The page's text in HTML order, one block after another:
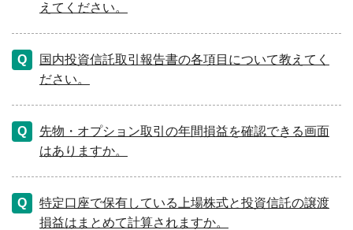
えてください。
国内投資信託取引報告書の各項目について教えてく
ださい。
先物・オプション取引の年間損益を確認できる画面
はありますか。
特定口座で保有している上場株式と投資信託の譲渡
損益はまとめて計算されますか。